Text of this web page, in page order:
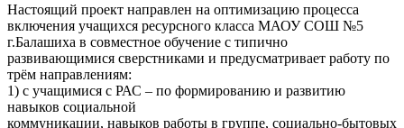
Настоящий проект направлен на оптимизацию процесса
включения учащихся ресурсного класса МАОУ СОШ №5
г.Балашиха в совместное обучение с типично
развивающимися сверстниками и предусматривает работу по
трём направлениям:
1) с учащимися с РАС – по формированию и развитию
навыков социальной
коммуникации, навыков работы в группе, социально-бытовых